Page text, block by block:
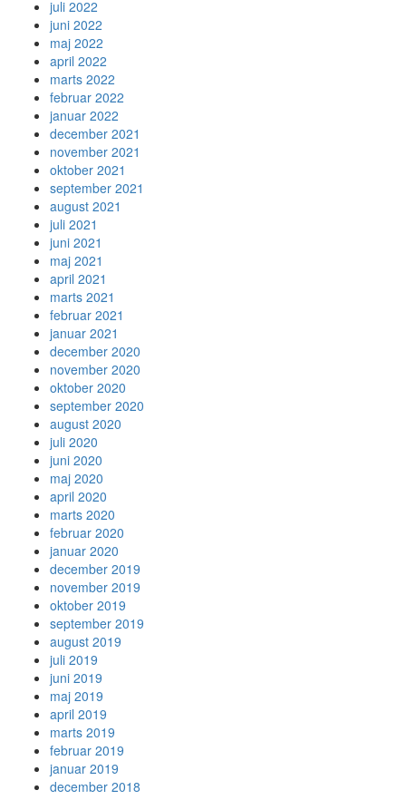
juli 2022
juni 2022
maj 2022
april 2022
marts 2022
februar 2022
januar 2022
december 2021
november 2021
oktober 2021
september 2021
august 2021
juli 2021
juni 2021
maj 2021
april 2021
marts 2021
februar 2021
januar 2021
december 2020
november 2020
oktober 2020
september 2020
august 2020
juli 2020
juni 2020
maj 2020
april 2020
marts 2020
februar 2020
januar 2020
december 2019
november 2019
oktober 2019
september 2019
august 2019
juli 2019
juni 2019
maj 2019
april 2019
marts 2019
februar 2019
januar 2019
december 2018